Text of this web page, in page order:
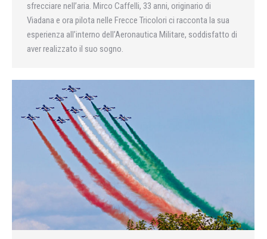
sfrecciare nell’aria. Mirco Caffelli, 33 anni, originario di
Viadana e ora pilota nelle Frecce Tricolori ci racconta la sua
esperienza all’interno dell’Aeronautica Militare, soddisfatto di
aver realizzato il suo sogno.